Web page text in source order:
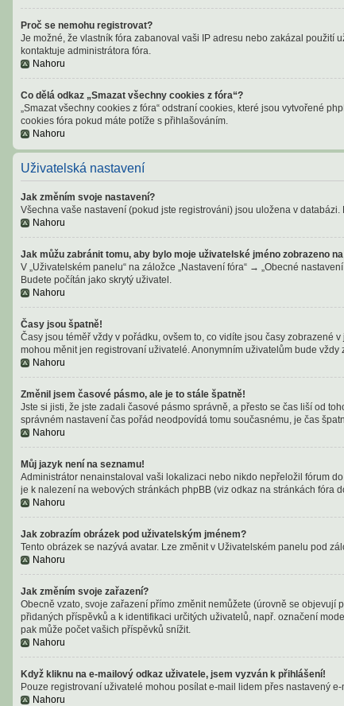
Proč se nemohu registrovat?
Je možné, že vlastník fóra zabanoval vaši IP adresu nebo zakázal použití
kontaktuje administrátora fóra.
Nahoru
Co dělá odkaz „Smazat všechny cookies z fóra“?
„Smazat všechny cookies z fóra“ odstraní cookies, které jsou vytvořené
cookies fóra pokud máte potíže s přihlašováním.
Nahoru
Uživatelská nastavení
Jak změním svoje nastavení?
Všechna vaše nastavení (pokud jste registrováni) jsou uložena v
Nahoru
Jak můžu zabránit tomu, aby bylo moje uživatelské jméno zobrazeno
V „Uživatelském panelu“ na záložce „Nastavení fóra“ → „Obecné
Budete počítán jako skrytý uživatel.
Nahoru
Časy jsou špatně!
Časy jsou téměř vždy v pořádku, ovšem to, co vidíte jsou časy zobrazené
mohou měnit jen registrovaní uživatelé. Anonymním uživatelům bude vždy
Nahoru
Změnil jsem časové pásmo, ale je to stále špatně!
Jste si jisti, že jste zadali časové pásmo správně, a přesto se čas liší od
správném nastavení čas pořád neodpovídá tomu současnému, je čas
Nahoru
Můj jazyk není na seznamu!
Administrátor nenainstaloval vaši lokalizaci nebo nikdo nepřeložil fórum
je k nalezení na webových stránkách phpBB (viz odkaz na stránkách fóra
Nahoru
Jak zobrazím obrázek pod uživatelským jménem?
Tento obrázek se nazývá avatar. Lze změnit v Uživatelském panelu pod
Nahoru
Jak změním svoje zařazení?
Obecně vzato, svoje zařazení přímo změnit nemůžete (úrovně se
přidaných příspěvků a k identifikaci určitých uživatelů, např. označení
pak může počet vašich příspěvků snížit.
Nahoru
Když kliknu na e-mailový odkaz uživatele, jsem vyzván k přihlášení!
Pouze registrovaní uživatelé mohou posílat e-mail lidem přes nastavený
Nahoru